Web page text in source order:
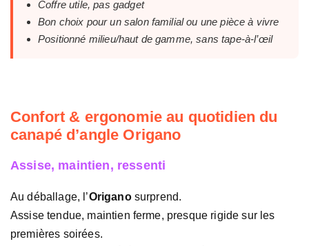
Coffre utile, pas gadget
Bon choix pour un salon familial ou une pièce à vivre
Positionné milieu/haut de gamme, sans tape-à-l’œil
Confort & ergonomie au quotidien du
canapé d’angle Origano
Assise, maintien, ressenti
Au déballage, l’Origanosurprend.
Assise tendue, maintien ferme, presque rigide sur les
premières soirées.